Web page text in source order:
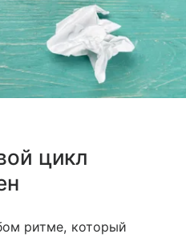
цикл
ритме, который